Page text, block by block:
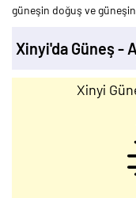
güneşin doğuş ve
Xinyi'da Güneş -
Xinyi